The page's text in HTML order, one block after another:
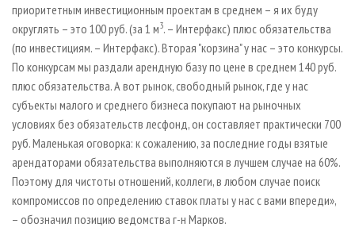
приоритетным инвестиционным проектам в среднем – я их буду
округлять – это 100 руб. (за 1 м3. – Интерфакс) плюс обязательства
(по инвестициям. – Интерфакс). Вторая "корзина" у нас – это конкурсы.
По конкурсам мы раздали арендную базу по цене в среднем 140 руб.
плюс обязательства. А вот рынок, свободный рынок, где у нас
субъекты малого и среднего бизнеса покупают на рыночных
условиях без обязательств лесфонд, он составляет практически 700
руб. Маленькая оговорка: к сожалению, за последние годы взятые
арендаторами обязательства выполняются в лучшем случае на 60%.
Поэтому для чистоты отношений, коллеги, в любом случае поиск
компромиссов по определению ставок платы у нас с вами впереди»,
– обозначил позицию ведомства г-н Марков.